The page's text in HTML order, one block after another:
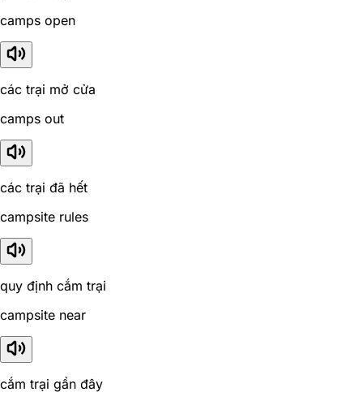
camps open
các trại mở cửa
camps out
các trại đã hết
campsite rules
quy định cắm trại
campsite near
cắm trại gần đây